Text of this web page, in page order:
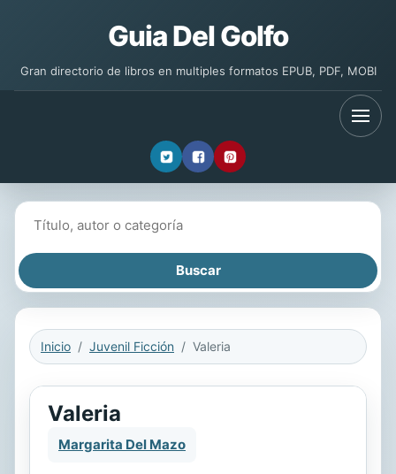
Guia Del Golfo
Gran directorio de libros en multiples formatos EPUB, PDF, MOBI
Inicio Juvenil Ficción Valeria
Valeria
Margarita Del Mazo